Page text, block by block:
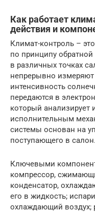
Как работает
действия и
Климат-контроль –
по принципу
в различных точках
непрерывно измеряют
интенсивность
передаются в
который
исполнительным
системы основан на
поступающего в салон.
Ключевыми
компрессор,
конденсатор,
его в жидкость;
охлаждающий воздух;